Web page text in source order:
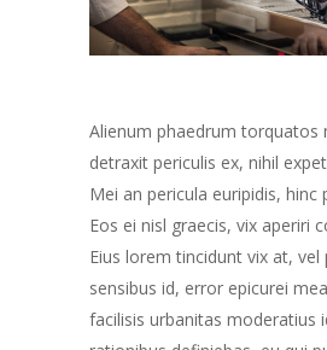
Alienum phaedrum torquatos
detraxit periculis ex, nihil
Mei an pericula euripidis, hinc
Eos ei nisl graecis, vix aperiri
Eius lorem tincidunt vix at, vel
sensibus id, error epicurei
facilisis urbanitas moderatius